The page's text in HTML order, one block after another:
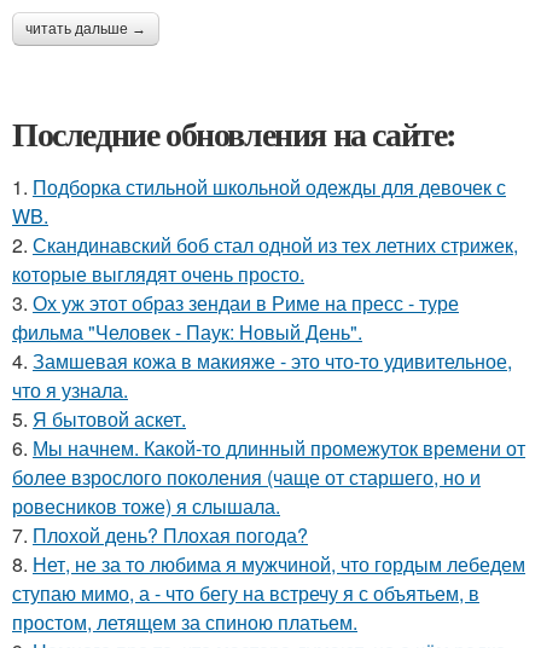
читать дальше →
Последние обновления на сайте:
1. Подборка стильной школьной одежды для девочек с
WB.
2. Скандинавский боб стал одной из тех летних стрижек,
которые выглядят очень просто.
3. Ох уж этот образ зендаи в Риме на пресс - туре
фильма "Человек - Паук: Новый День".
4. Замшевая кожа в макияже - это что-то удивительное,
что я узнала.
5. Я бытовой аскет.
6. Мы начнем. Какой-то длинный промежуток времени от
более взрослого поколения (чаще от старшего, но и
ровесников тоже) я слышала.
7. Плохой день? Плохая погода?
8. Нет, не за то любима я мужчиной, что гордым лебедем
ступаю мимо, а - что бегу на встречу я с объятьем, в
простом, летящем за спиною платьем.